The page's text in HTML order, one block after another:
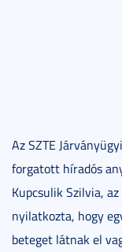
Az SZTE
forgatott híradós
Kupcsulik Szilvia,
nyilatkozta, hogy
beteget látnak el